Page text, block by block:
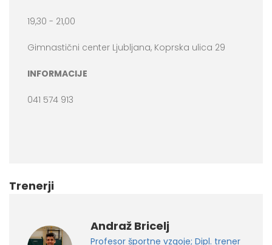
19,30 - 21,00
Gimnastični center Ljubljana, Koprska ulica 29
INFORMACIJE
041 574 913
Trenerji
Andraž Bricelj
Profesor športne vzgoje; Dipl. trener